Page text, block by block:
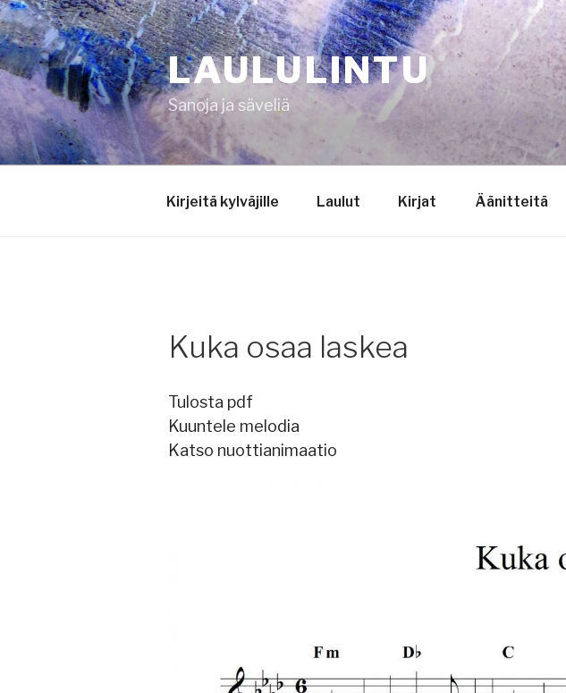
Siirry
sisältöön
LAULULINTU
Sanoja ja säveliä
Kirjeitä kylväjille Laulut Kirjat Äänitteitä
Kuka osaa laskea
Tulosta pdf
Kuuntele melodia
Katso nuottianimaatio